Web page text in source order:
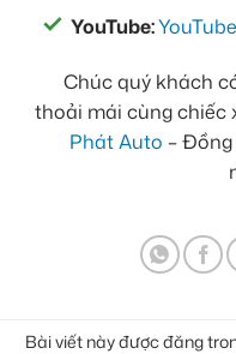
YouTube:
Chúc quý khách
thoải mái cùng chiếc
Phát Auto –
Bài viết này được đăng